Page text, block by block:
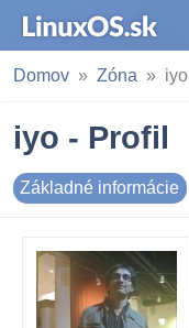
Domov Zóna iyo
iyo - Profil
Základné informácie